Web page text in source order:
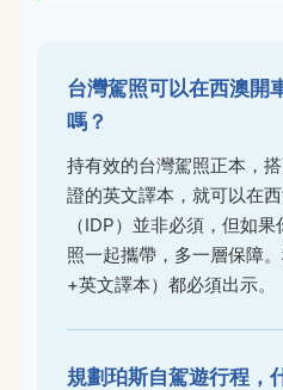
台灣駕照可以在西澳開
嗎？
持有效的台灣駕照正本，
證的英文譯本，就可以在
（IDP）並非必須，但如
照一起攜帶，多一層保障
+英文譯本）都必須出示。
規劃珀斯自駕遊行程，